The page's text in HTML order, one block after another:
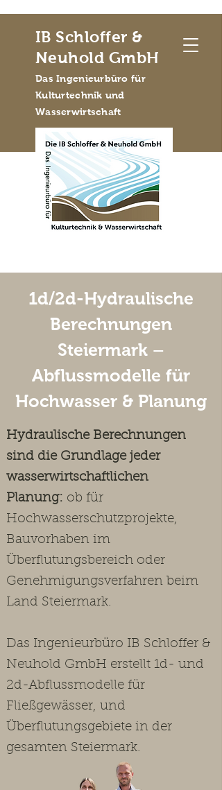
IB Schloffer &
Neuhold GmbH
Das Ingenieurbüro für
Kulturtechnik und
Wasserwirtschaft
1d/2d-Hydraulische
Berechnungen
Steiermark –
Abflussmodelle für
Hochwasser & Planung
Hydraulische Berechnungen
sind die Grundlage jeder
wasserwirtschaftlichen
Planung: ob für
Hochwasserschutzprojekte,
Bauvorhaben im
Überflutungsbereich oder
Genehmigungsverfahren beim
Land Steiermark.
Das Ingenieurbüro IB Schloffer &
Neuhold GmbH erstellt 1d- und
2d-Abflussmodelle für
Fließgewässer, und
Überflutungsgebiete in der
gesamten Steiermark.